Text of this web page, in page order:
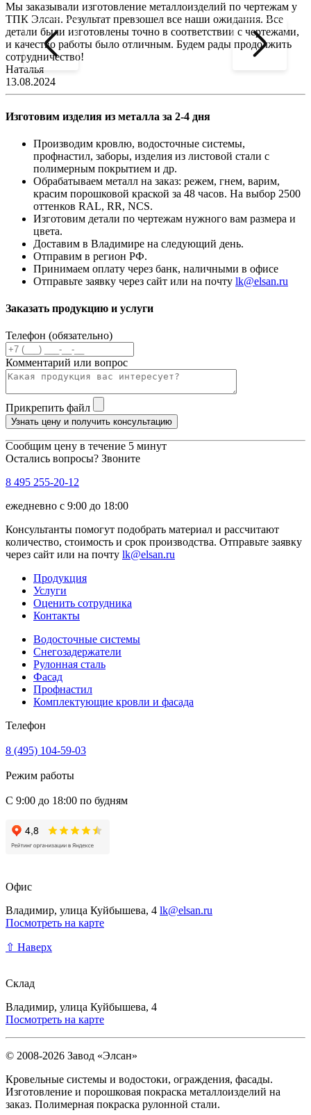
Мы заказывали изготовление металлоизделий по чертежам у
ТПК Элсан. Результат превзошел все наши ожидания. Все
детали были изготовлены точно в соответствии с чертежами,
и качество работы было отличным. Будем рады продолжить
сотрудничество!
Наталья
13.08.2024
Изготовим изделия из металла за 2-4 дня
Производим кровлю, водосточные системы,
профнастил, заборы, изделия из листовой стали с
полимерным покрытием и др.
Обрабатываем металл на заказ: режем, гнем, варим,
красим порошковой краской за 48 часов. На выбор 2500
оттенков RAL, RR, NCS.
Изготовим детали по чертежам нужного вам размера и
цвета.
Доставим в Владимире на следующий день.
Отправим в регион РФ.
Принимаем оплату через банк, наличными в офисе
Отправьте заявку через сайт или на почту lk@elsan.ru
Заказать продукцию и услуги
Телефон (обязательно)
Комментарий или вопрос
Прикрепить файл
Узнать цену и получить консультацию
Сообщим цену в течение 5 минут
Остались вопросы? Звоните
8 495 255-20-12
ежедневно с 9:00 до 18:00
Консультанты помогут подобрать материал и рассчитают
количество, стоимость и срок производства. Отправьте заявку
через сайт или на почту lk@elsan.ru
Продукция
Услуги
Оценить сотрудника
Контакты
Водосточные системы
Снегозадержатели
Рулонная сталь
Фасад
Профнастил
Комплектующие кровли и фасада
Телефон
8 (495) 104-59-03
Режим работы
С 9:00 до 18:00 по будням
Офис
Владимир, улица Куйбышева, 4 lk@elsan.ru
Посмотреть на карте
⇧ Наверх
Склад
Владимир, улица Куйбышева, 4
Посмотреть на карте
© 2008-2026 Завод «Элсан»
Кровельные системы и водостоки, ограждения, фасады.
Изготовление и порошковая покраска металлоизделий на
заказ. Полимерная покраска рулонной стали.